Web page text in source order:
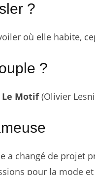
?
où elle habite,
?
Le Motif(Olivier
a changé de projet
pour la mode et